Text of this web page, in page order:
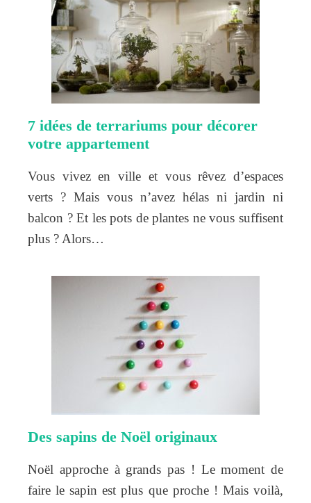
7 idées de terrariums pour décorer
votre appartement
Vous vivez en ville et vous rêvez d’espaces
verts ? Mais vous n’avez hélas ni jardin ni
balcon ? Et les pots de plantes ne vous suffisent
plus ? Alors…
Des sapins de Noël originaux
Noël approche à grands pas ! Le moment de
faire le sapin est plus que proche ! Mais voilà,